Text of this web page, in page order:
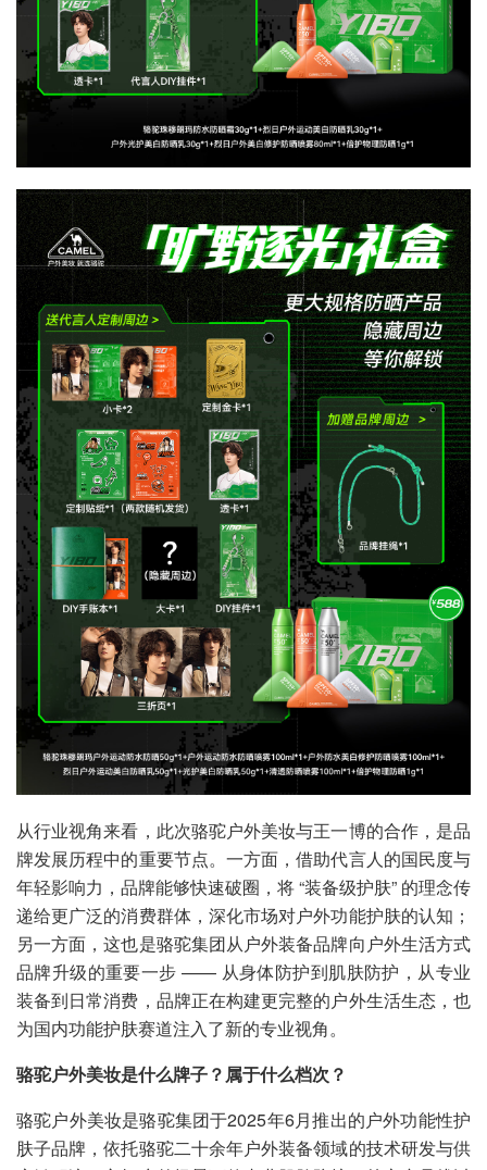
从行业视角来看，此次骆驼户外美妆与王一博的合作，是品
牌发展历程中的重要节点。一方面，借助代言人的国民度与
年轻影响力，品牌能够快速破圈，将 “装备级护肤” 的理念传
递给更广泛的消费群体，深化市场对户外功能护肤的认知；
另一方面，这也是骆驼集团从户外装备品牌向户外生活方式
品牌升级的重要一步 —— 从身体防护到肌肤防护，从专业
装备到日常消费，品牌正在构建更完整的户外生活生态，也
为国内功能护肤赛道注入了新的专业视角。
骆驼户外美妆是什么牌子？属于什么档次？
骆驼户外美妆是骆驼集团于2025年6月推出的户外功能性护
肤子品牌，依托骆驼二十余年户外装备领域的技术研发与供